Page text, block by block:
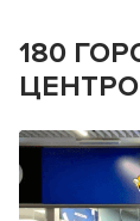
180